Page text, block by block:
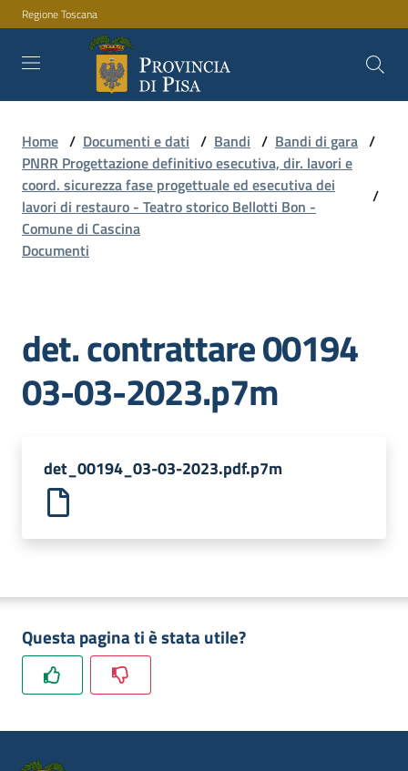
Vai al contenuto
Vai alla navigazione
Vai al footer
Regione Toscana
Amministrazione
Servizi
e
Seguici
su
Home / Documenti e dati / Bandi / Bandi di gara /
PNRR Progettazione definitivo esecutiva, dir. lavori e
coord. sicurezza fase progettuale ed esecutiva dei
lavori di restauro - Teatro storico Bellotti Bon -
Comune di Cascina
/
Documenti
det. contrattare 00194
03-03-2023.p7m
det_00194_03-03-2023.pdf.p7m
Questa pagina ti è stata utile?